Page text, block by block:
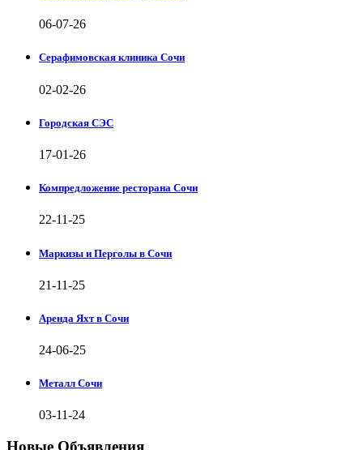
06-07-26
Серафимовская клиника Сочи
02-02-26
Городская СЭС
17-01-26
Компредложение ресторана Сочи
22-11-25
Маркизы и Перголы в Сочи
21-11-25
Аренда Яхт в Сочи
24-06-25
Металл Сочи
03-11-24
Новые Объявления